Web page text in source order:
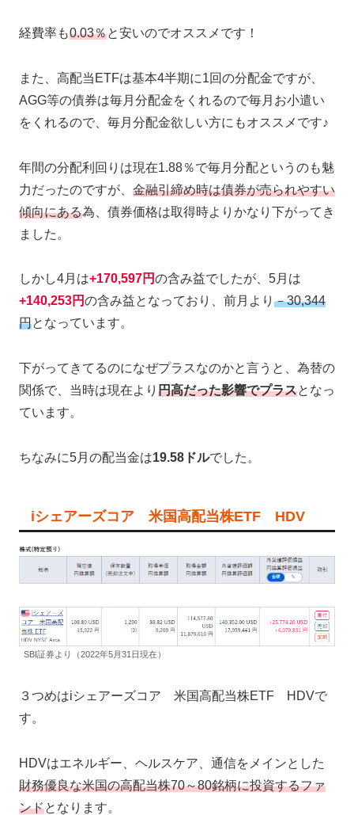
経費率も0.03％と安いのでオススメです！
また、高配当ETFは基本4半期に1回の分配金ですが、
AGG等の債券は毎月分配金をくれるので毎月お小遣い
をくれるので、毎月分配金欲しい方にもオススメです♪
年間の分配利回りは現在1.88％で毎月分配というのも魅
力だったのですが、 金融引締め時は債券が売られやすい
傾向にある為、債券価格は取得時よりかなり下がってき
ました。
しかし4月は+170,597円の含み益でしたが、5月は
+140,253円の含み益となっており、前月より －30,344
円となっています。
下がってきてるのになぜプラスなのかと言うと、為替の
関係で、当時は現在より 円高だった影響でプラスとなっ
ています。
ちなみに5月の配当金は19.58ドルでした。
iシェアーズコア 米国高配当株ETF HDV
SBI証券より（2022年5月31日現在）
３つめはiシェアーズコア 米国高配当株ETF HDVで
す。
HDVはエネルギー、ヘルスケア、通信をメインとした
財務優良な米国の高配当株70～80銘柄に投資するファ
ンドとなります。